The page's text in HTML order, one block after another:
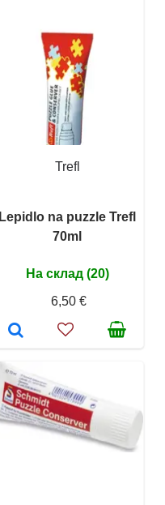
Trefl
Lepidlo na puzzle Trefl
70ml
На склад (20)
6,50 €